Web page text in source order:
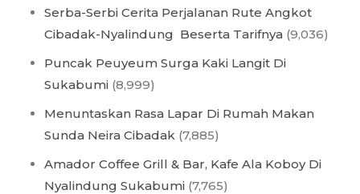
Serba-Serbi Cerita Perjalanan Rute Angkot
Cibadak-Nyalindung Beserta Tarifnya (9,036)
Puncak Peuyeum Surga Kaki Langit Di
Sukabumi (8,999)
Menuntaskan Rasa Lapar Di Rumah Makan
Sunda Neira Cibadak (7,885)
Amador Coffee Grill & Bar, Kafe Ala Koboy Di
Nyalindung Sukabumi (7,765)